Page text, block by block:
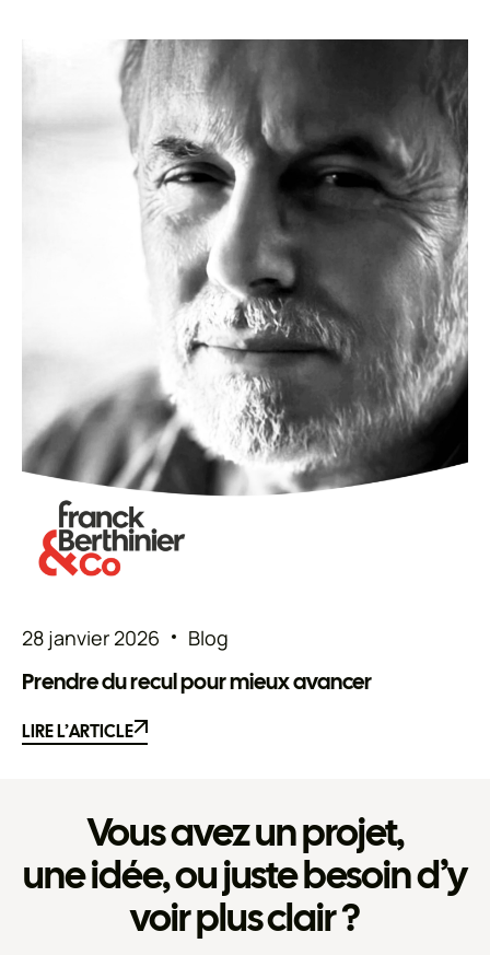
28 janvier 2026 Blog
Prendre du recul pour mieux avancer
LIRE L’ARTICLE
LIRE L’ARTICLE
Vous avez un projet,
une idée, ou juste besoin d’y
voir plus clair ?